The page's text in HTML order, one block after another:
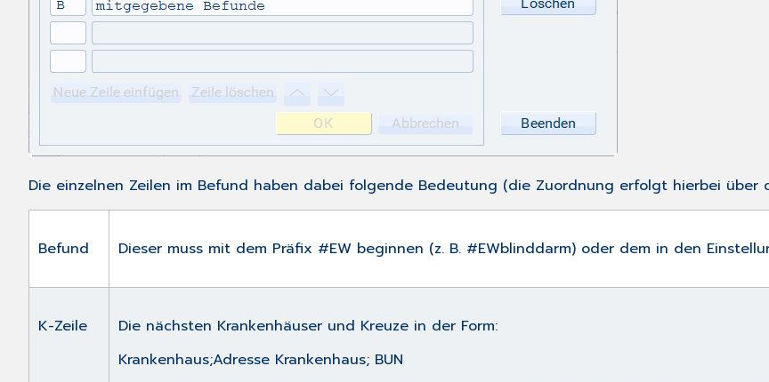
Die einzelnen Zeilen im Befund haben dabei folgende Bedeutung (die Zuordnung erfolgt hierbei über
Befund Dieser muss mit dem Präfix #EW beginnen (z. B. #EWblinddarm) oder dem in den
K-Zeile
Die nächsten Krankenhäuser und Kreuze in der Form:
Krankenhaus;Adresse Krankenhaus; BUN